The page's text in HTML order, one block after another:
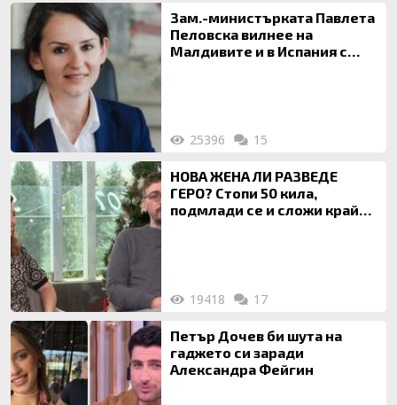
Зам.-министърката Павлета
Пеловска вилнее на
Малдивите и в Испания с
25396 15
НОВА ЖЕНА ЛИ РАЗВЕДЕ
ГЕРО? Стопи 50 кила,
подмлади се и сложи край
19418 17
Петър Дочев би шута на
гаджето си заради
Александра Фейгин